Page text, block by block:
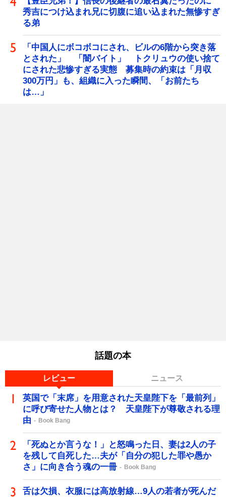
秀吉につけ込まれ兄に切腹に追い込まれた無惨すぎ
る弟
「中国人にボコボコにされ、ビルの6階から突き落
とされた」 「闇バイト」 トクリュウの使い捨て
にされた悲惨すぎる実態 募集時の約束は「月収
300万円」も、組織に入った瞬間、「お前たち
は…」
話題の本
レビュー ニュース
英国で「末席」を用意された天皇陛下を「最前列」
に呼び寄せた人物とは？ 天皇陛下が尊敬される理
由
Book Bang
「死ぬとか言うな！」と怒鳴った日、妻は2人の子
を残して自死した…夫が「自分の犯した罪や愚か
さ」に向き合う魂の一冊
Book Bang
舌は欠損、衣服には高放射線…9人の若者が死んだ